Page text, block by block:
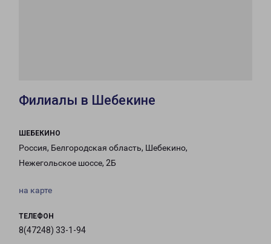
Филиалы в Шебекине
ШЕБЕКИНО
Россия, Белгородская область, Шебекино,
Нежегольское шоссе, 2Б
на карте
ТЕЛЕФОН
8(47248) 33-1-94